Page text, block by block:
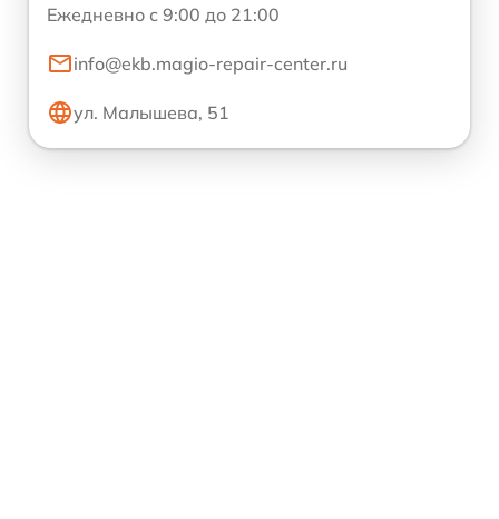
Ежедневно с 9:00 до 21:00
info@ekb.magio-repair-center.ru
ул. Малышева, 51